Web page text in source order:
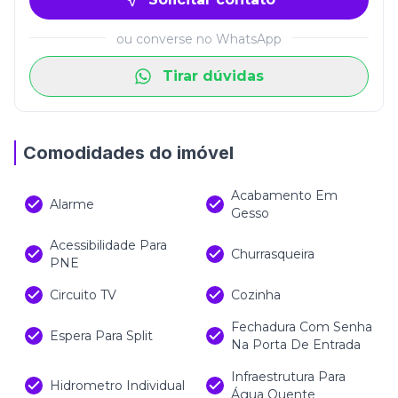
Espera para ar-condicionado tipo split em
Infraestrutura para água quente,
garantindo conforto em todas as
trazendo modernidade e segurança;
Sistemas de alarme, interfone e circuito
de TV, reforçando a tranquilidade dos
moradores;
Medidores individuais de água, luz e gás,
para maior economia e controle;
Acessibilidade para PNE, tornando o
empreendimento inclusivo e funcional
ou converse no WhatsApp
Tirar dúvidas
Comodidades do imóvel
Alarme
Acabamento Em
Gesso
Acessibilidade Para
PNE
Churrasqueira
Circuito TV Cozinha
Espera Para Split
Fechadura Com Senha
Na Porta De Entrada
Hidrometro Individual
Infraestrutura Para
Água Quente